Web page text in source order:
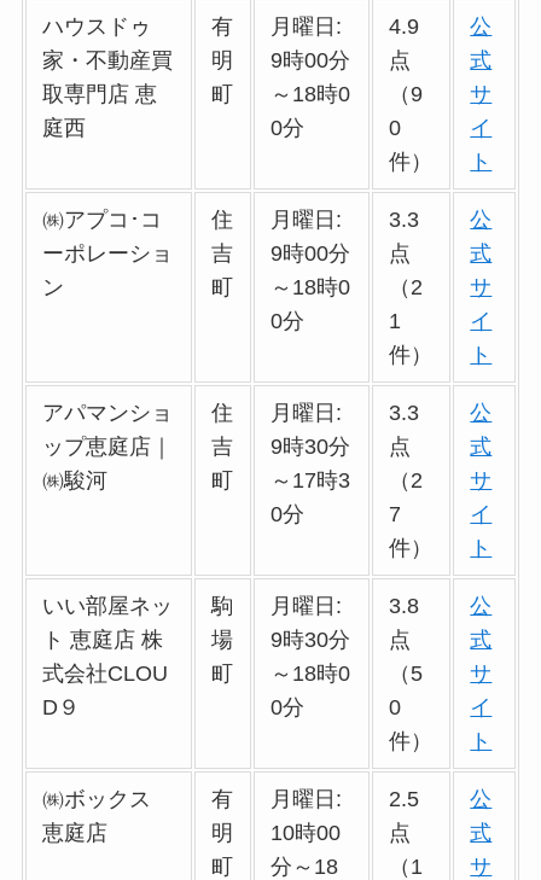
ハウスドゥ
家・不動産買
取専門店 恵
庭西
有
明
町
月曜日:
9時00分
～18時0
0分
4.9
点
（9
0
件）
公
式
サ
イ
ト
㈱アプコ･コ
ーポレーショ
ン
住
吉
町
月曜日:
9時00分
～18時0
0分
3.3
点
（2
1
件）
公
式
サ
イ
ト
アパマンショ
ップ恵庭店｜
㈱駿河
住
吉
町
月曜日:
9時30分
～17時3
0分
3.3
点
（2
7
件）
公
式
サ
イ
ト
いい部屋ネッ
ト 恵庭店 株
式会社CLOU
D９
駒
場
町
月曜日:
9時30分
～18時0
0分
3.8
点
（5
0
件）
公
式
サ
イ
ト
㈱ボックス
恵庭店
有
明
町
月曜日:
10時00
分～18
2.5
点
（1
公
式
サ